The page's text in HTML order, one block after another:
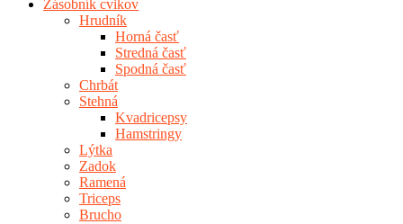
Zásobník cvikov
Hrudník
Horná časť
Stredná časť
Spodná časť
Chrbát
Stehná
Kvadricepsy
Hamstringy
Lýtka
Zadok
Ramená
Triceps
Brucho